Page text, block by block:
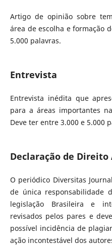
Artigo de opinião sobre
área de escolha e formação
5.000 palavras.
Entrevista
Entrevista inédita que
para a áreas importantes
Deve ter entre 3.000 e 5.000
Declaração de Direito
O periódico Diversitas
de única responsabilidade
legislação Brasileira e
revisados pelos pares e
possível incidência de
ação incontestável dos